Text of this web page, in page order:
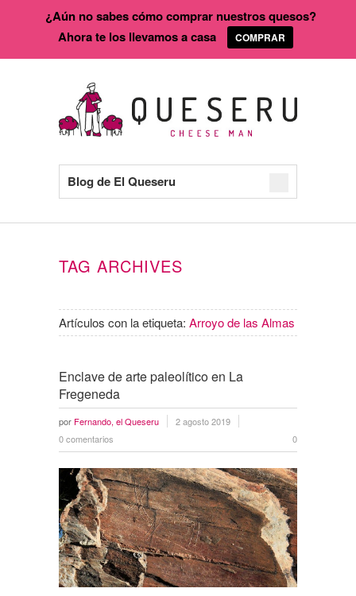
Blog de El Queseru
TAG ARCHIVES
Artículos con la etiqueta: Arroyo de las Almas
Enclave de arte paleolítico en La
Fregeneda
por Fernando, el Queseru
2 agosto 2019
0 comentarios
0
¿Aún no sabes cómo comprar nuestros quesos?
Ahora te los llevamos a casa
COMPRAR